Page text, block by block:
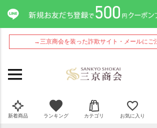
→三京商会を装った詐欺サイト・メールにご
新着商品 ランキング カテゴリ お気に入り